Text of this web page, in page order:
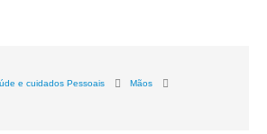
e cuidados Pessoais
Mãos